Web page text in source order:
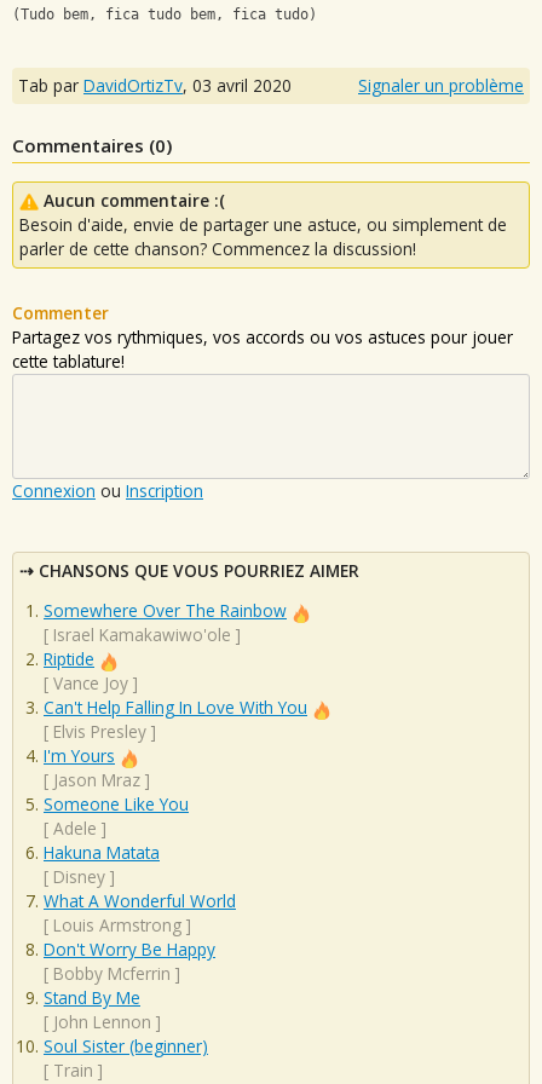
(Tudo bem, fica tudo bem, fica tudo)
Tab par DavidOrtizTv, 03 avril 2020 Signaler un problème
Commentaires (0)
Aucun commentaire :(
Besoin d'aide, envie de partager une astuce, ou simplement de
parler de cette chanson? Commencez la discussion!
Commenter
Partagez vos rythmiques, vos accords ou vos astuces pour jouer
cette tablature!
Connexion ou Inscription
CHANSONS QUE VOUS POURRIEZ AIMER
Somewhere Over The Rainbow
[ Israel Kamakawiwo'ole ]
Riptide
[ Vance Joy ]
Can't Help Falling In Love With You
[ Elvis Presley ]
I'm Yours
[ Jason Mraz ]
Someone Like You
[ Adele ]
Hakuna Matata
[ Disney ]
What A Wonderful World
[ Louis Armstrong ]
Don't Worry Be Happy
[ Bobby Mcferrin ]
Stand By Me
[ John Lennon ]
Soul Sister (beginner)
[ Train ]